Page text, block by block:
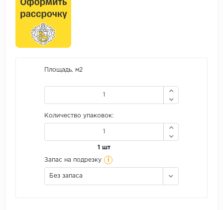
Площадь, м2
Количество упаковок:
1 шт
Запас на подрезку i
Без запаса